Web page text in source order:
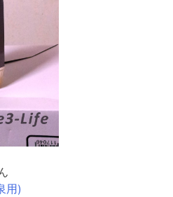
用)